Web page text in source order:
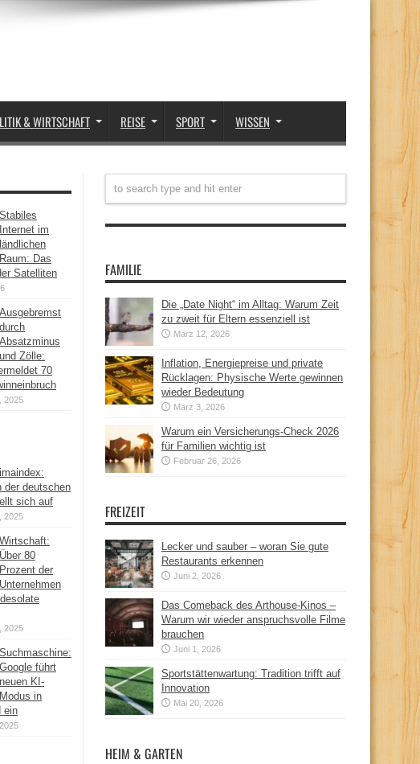
& WIRTSCHAFT REISE SPORT WISSEN
Stabiles
Internet im
ländlichen
Raum: Das
Satelliten
Ausgebremst
durch
Absatzminus
und Zölle:
70
2025
der deutschen
sich auf
2025
Wirtschaft:
Über 80
Prozent der
Unternehmen
2025
Suchmaschine:
Google führt
neuen KI-
Modus in
ein
FAMILIE
Die „Date Night“ im Alltag: Warum Zeit
zu zweit für Eltern essenziell ist
März 12, 2026
Inflation, Energiepreise und private
Rücklagen: Physische Werte gewinnen
wieder Bedeutung
März 3, 2026
Warum ein Versicherungs-Check 2026
für Familien wichtig ist
Februar 26, 2026
FREIZEIT
Lecker und sauber – woran Sie gute
Restaurants erkennen
Juni 2, 2026
Das Comeback des Arthouse-Kinos –
Warum wir wieder anspruchsvolle Filme
brauchen
Juni 1, 2026
Sportstättenwartung: Tradition trifft auf
Innovation
Mai 20, 2026
HEIM & GARTEN